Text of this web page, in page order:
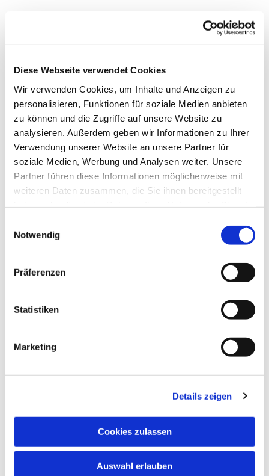
Diese Webseite verwendet Cookies
Wir verwenden Cookies, um Inhalte und Anzeigen zu
personalisieren, Funktionen für soziale Medien anbieten
zu können und die Zugriffe auf unsere Website zu
analysieren. Außerdem geben wir Informationen zu Ihrer
Verwendung unserer Website an unsere Partner für
soziale Medien, Werbung und Analysen weiter. Unsere
Partner führen diese Informationen möglicherweise mit
weiteren Daten zusammen, die Sie ihnen bereitgestellt
Notwendig
Präferenzen
Statistiken
Marketing
Details zeigen
Cookies zulassen
Auswahl erlauben
Dies könnte Sie auch
interessieren